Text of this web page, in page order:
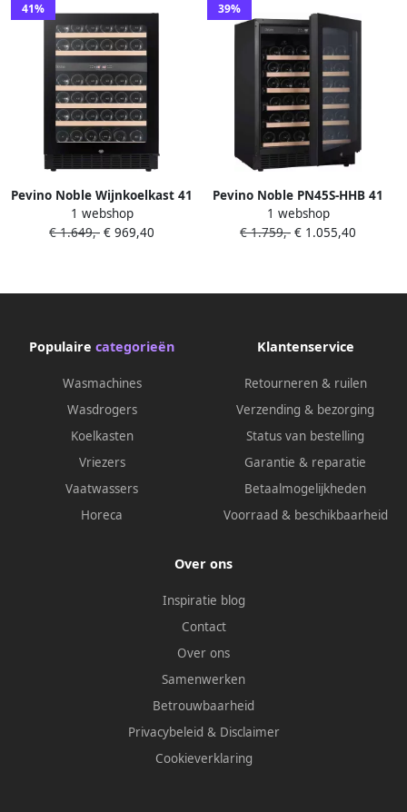
41%
Pevino Noble Wijnkoelkast 41
flessen 2 zones Zwart glazen
front
1 webshop
€ 1.649,- € 969,40
39%
Pevino Noble PN45S-HHB 41
flessen 1 zone Zwart glazen
front Slot Uitschuifplateaus
1 webshop
€ 1.759,- € 1.055,40
Populaire categorieën
Wasmachines
Wasdrogers
Koelkasten
Vriezers
Vaatwassers
Horeca
Klantenservice
Retourneren & ruilen
Verzending & bezorging
Status van bestelling
Garantie & reparatie
Betaalmogelijkheden
Voorraad & beschikbaarheid
Over ons
Inspiratie blog
Contact
Over ons
Samenwerken
Betrouwbaarheid
Privacybeleid & Disclaimer
Cookieverklaring